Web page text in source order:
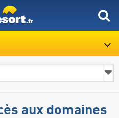
aux domaines